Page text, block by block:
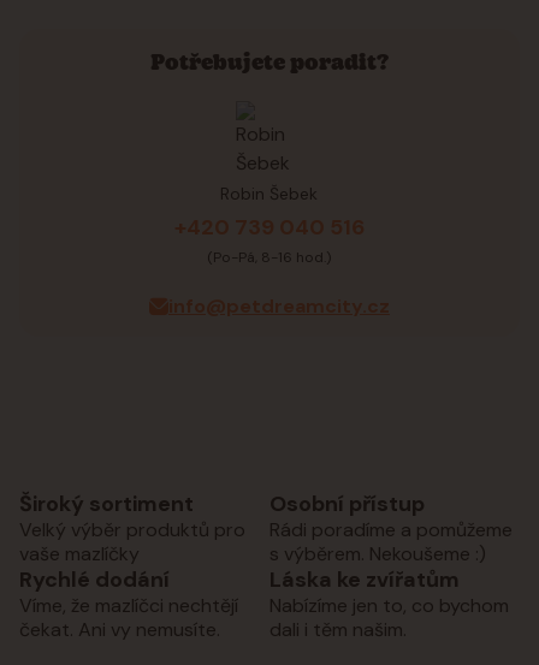
Potřebujete poradit?
Robin Šebek
+420 739 040 516
(Po-Pá, 8-16 hod.)
info@petdreamcity.cz
Široký sortiment
Velký výběr produktů pro
vaše mazlíčky
Osobní přístup
Rádi poradíme a pomůžeme
s výběrem. Nekoušeme :)
Rychlé dodání
Víme, že mazlíčci nechtějí
čekat. Ani vy nemusíte.
Láska ke zvířatům
Nabízíme jen to, co bychom
dali i těm našim.